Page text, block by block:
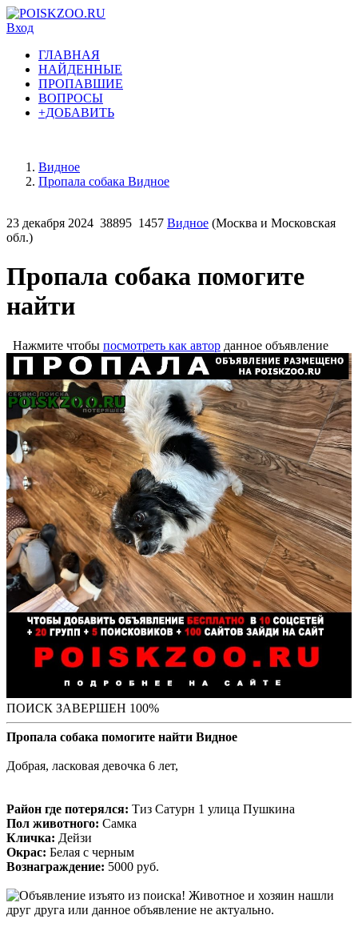
Вход
ГЛАВНАЯ
НАЙДЕННЫЕ
ПРОПАВШИЕ
ВОПРОСЫ
+ДОБАВИТЬ
Видное
Пропала собака Видное
23 декабря 2024 38895 1457 Видное (Москва и Московская
обл.)
Пропала собака помогите
найти
Нажмите чтобы посмотреть как автор данное объявление
ПОИСК ЗАВЕРШЕН 100%
Пропала собака помогите найти Видное
Добрая, ласковая девочка 6 лет,
Район где потерялся: Тиз Сатурн 1 улица Пушкина
Пол животного: Самка
Кличка: Дейзи
Окрас: Белая с черным
Вознаграждение: 5000 руб.